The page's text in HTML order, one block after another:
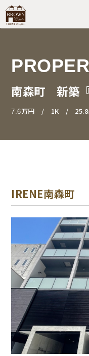
南森町 新築『
7.6万円 1K
IRENE南森町